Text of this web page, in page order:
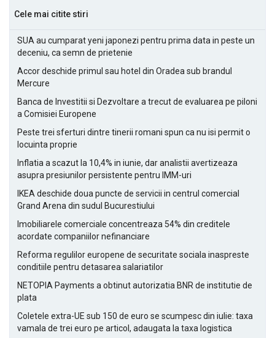
Cele mai citite stiri
SUA au cumparat yeni japonezi pentru prima data in peste un
deceniu, ca semn de prietenie
Accor deschide primul sau hotel din Oradea sub brandul
Mercure
Banca de Investitii si Dezvoltare a trecut de evaluarea pe piloni
a Comisiei Europene
Peste trei sferturi dintre tinerii romani spun ca nu isi permit o
locuinta proprie
Inflatia a scazut la 10,4% in iunie, dar analistii avertizeaza
asupra presiunilor persistente pentru IMM-uri
IKEA deschide doua puncte de servicii in centrul comercial
Grand Arena din sudul Bucurestiului
Imobiliarele comerciale concentreaza 54% din creditele
acordate companiilor nefinanciare
Reforma regulilor europene de securitate sociala inaspreste
conditiile pentru detasarea salariatilor
NETOPIA Payments a obtinut autorizatia BNR de institutie de
plata
Coletele extra-UE sub 150 de euro se scumpesc din iulie: taxa
vamala de trei euro pe articol, adaugata la taxa logistica